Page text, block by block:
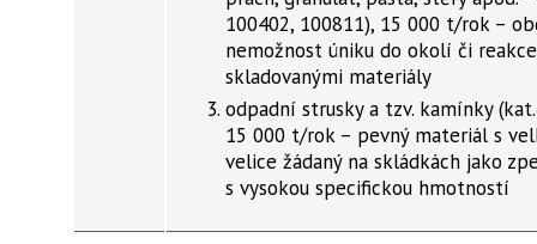
100402, 100811), 15 000 t/rok –
nemožnost úniku do okolí či
skladovanými materiály
odpadní strusky a tzv. kamínky
15 000 t/rok – pevný materiál s
velice žádaný na skládkách jako
s vysokou specifickou hmotností